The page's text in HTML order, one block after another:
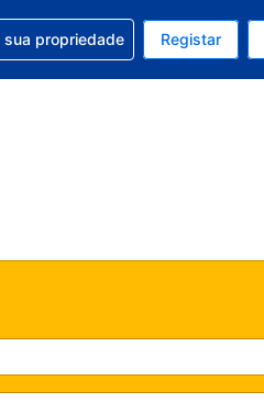
atual é Dólar dos EUA
seu idioma atual é Português
com a sua reserva
sua propriedade Registar